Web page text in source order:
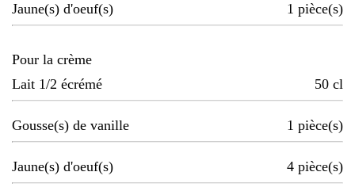
Jaune(s) d'oeuf(s) 1 pièce(s)
Pour la crème
Lait 1/2 écrémé
50 cl
Gousse(s) de vanille 1 pièce(s)
Jaune(s) d'oeuf(s) 4 pièce(s)